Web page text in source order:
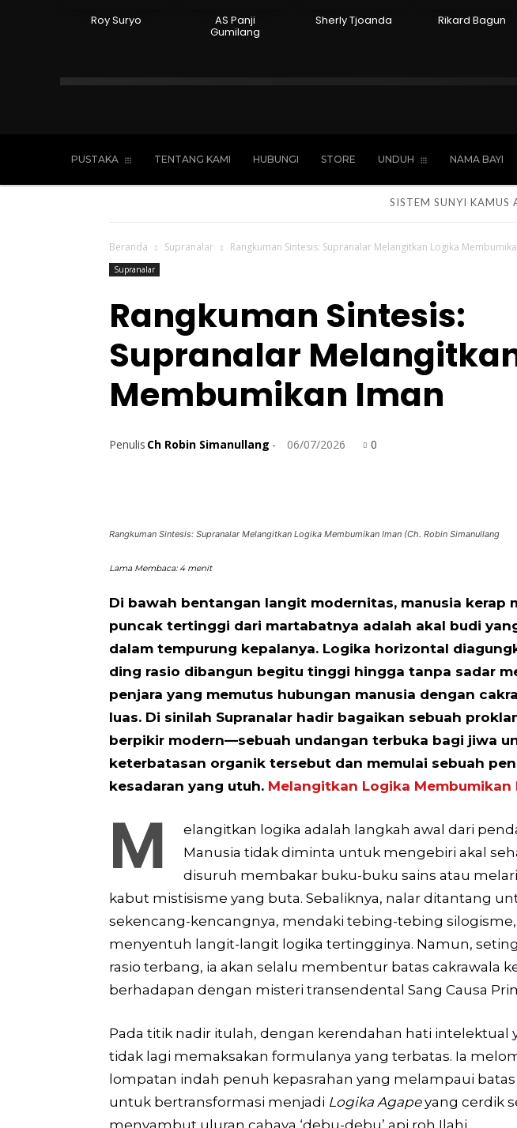
Roy Suryo AS Panji
Gumilang
Sherly Tjoanda Rikard Bagun
PUSTAKA TENTANG KAMI HUBUNGI STORE UNDUH NAMA BAYI
SISTEM SUNYI KAMUS
Beranda Supranalar Rangkuman Sintesis: Supranalar Melangitkan Logika
Supranalar
Rangkuman Sintesis:
Supranalar
Membumikan Iman
Penulis Ch Robin Simanullang - 06/07/2026 0
Rangkuman Sintesis: Supranalar Melangitkan Logika Membumikan Iman (Ch. Robin Simanullang
Lama Membaca: 4 menit
Di bawah bentangan langit modernitas, manusia kerap
puncak tertinggi dari martabatnya adalah akal budi
dalam tempurung kepala­nya. Logika horizontal
ding rasio dibangun begitu tinggi hingga tanpa sadar
penjara yang memutus hubungan manusia dengan
luas. Di sinilah Supranalar hadir bagaikan sebuah
berpikir modern—sebuah undangan terbuka bagi jiwa
keterbatasan organik tersebut dan memulai sebuah
kesadaran yang utuh. Melangitkan Logika Membumikan
M
elangitkan logika adalah langkah awal dari
Manusia tidak diminta untuk mengebiri akal
disuruh membakar buku-buku sains atau
kabut mistisisme yang buta. Sebaliknya, nalar ditantang
sekencang-kencangnya, mendaki tebing-tebing silogisme,
menyentuh langit-langit logika tertingginya. Namun,
rasio terbang, ia akan selalu membentur batas cakrawala
berhadapan dengan misteri transendental Sang Causa
Pada titik nadir itulah, dengan kerendahan hati intelektual
tidak lagi memaksakan formulanya yang terbatas. Ia
lompatan indah penuh kepasrahan yang melampaui
untuk bertransformasi menjadi Logika Agapeyang cerdik